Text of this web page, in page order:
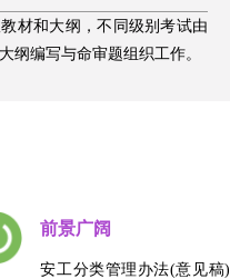
材和大纲，不同级别考试由
纲编写与命审题组织工作。
前景广阔
安工分类管理办法(意见稿